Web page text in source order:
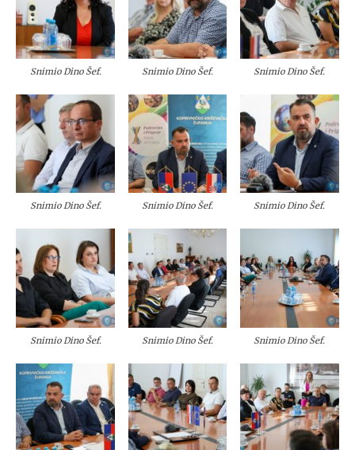
Snimio Dino Šef. Snimio Dino Šef. Snimio Dino Šef.
Snimio Dino Šef. Snimio Dino Šef. Snimio Dino Šef.
Snimio Dino Šef. Snimio Dino Šef. Snimio Dino Šef.